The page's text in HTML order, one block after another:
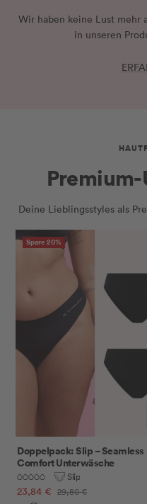
Wir haben keine Lust mehr
in unseren
Deine Lieblingsstyles als
Spare 20%
Doppelpack: Slip – Seamless
Comfort Unterwäsche
Slip
Angebotspreis
23,84 € Regulärer
29,80 €